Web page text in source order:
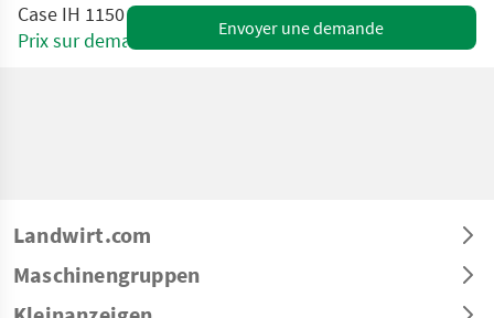
Case IH 1150
Prix sur demande
Envoyer une demande
Landwirt.com
Maschinengruppen